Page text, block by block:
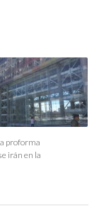
proforma
irán en la